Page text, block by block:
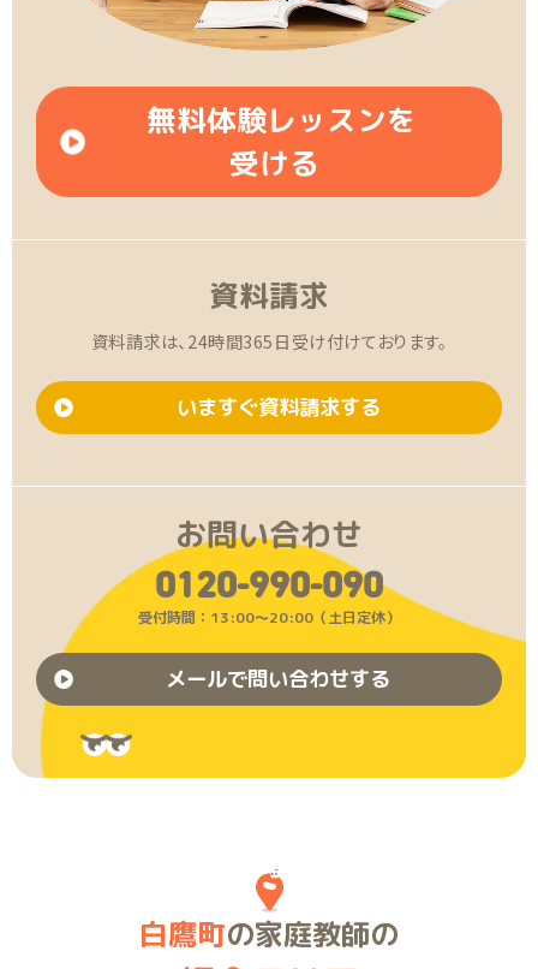
無料体験レッスンを
受ける
資料請求
資料請求は、24時間365日受け付けております。
いますぐ資料請求する
お問い合わせ
0120-990-090
受付時間：13:00〜20:00（土日定休）
メールで問い合わせする
白鷹町の家庭教師の